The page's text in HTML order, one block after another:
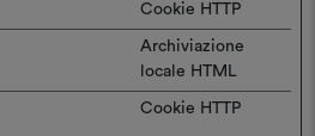
Cookie HTTP
Archiviazione
locale HTML
Cookie HTTP